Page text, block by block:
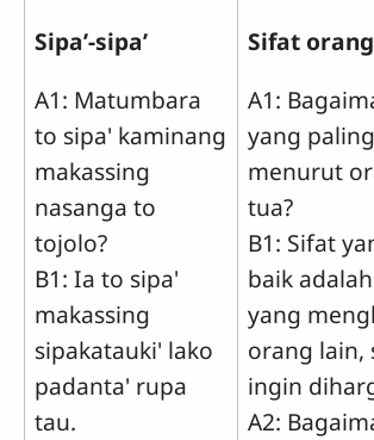
Sipa’-sipa’
A1: Matumbara
to sipa' kaminang
makassing
nasanga to
tojolo?
B1: Ia to sipa'
makassing
sipakatauki' lako
padanta' rupa
tau.
Sifat orang
A1:
yang
menurut
tua?
B1: Sifat
baik
yang
orang lain,
ingin
A2: